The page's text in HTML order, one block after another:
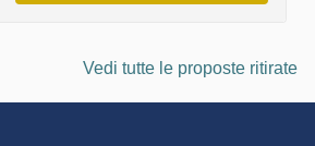
Vedi tutte le proposte ritirate